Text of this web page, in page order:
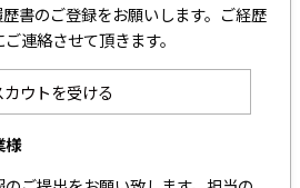
書のご登録をお願いします。ご経歴
連絡させて頂きます。
カウトを受ける
様